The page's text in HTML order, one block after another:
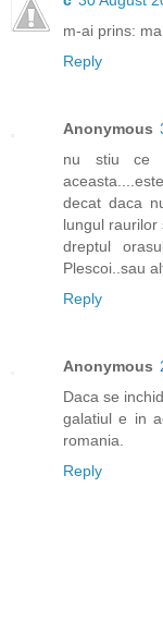
m-ai prins:
Reply
Anonymous
nu stiu ce
decat daca
lungul raurilor
dreptul
Plescoi..sau
Reply
Anonymous
Daca se
galatiul e in
romania.
Reply